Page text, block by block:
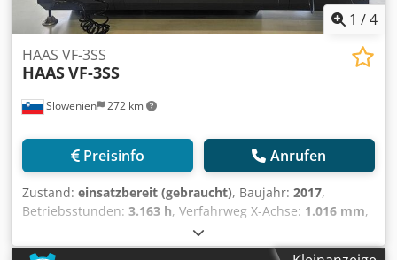
1 /4
Slowenien 272 km
HAAS VF-3SS
HAASVF-3SS
Preisinfo Anrufen
Zustand: einsatzbereit (gebraucht), Baujahr: 2017,
Betriebsstunden: 3.163 h, Verfahrweg X-Achse: 1.016 mm,
508 mm, Verfahrweg Z-Achse:
mm, Steuerungshersteller:HAAS, Tischbelastung:794 kg,